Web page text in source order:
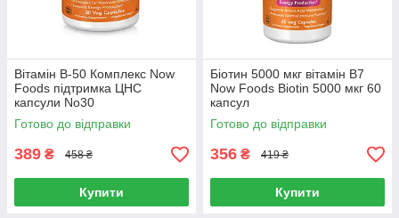
Вітамін B-50 Комплекс Now
Foods підтримка ЦНС
капсули No30
Готово до відправки
389 ₴ 458 ₴
Купити
Біотин 5000 мкг вітамін B7
Now Foods Biotin 5000 мкг 60
капсул
Готово до відправки
356 ₴ 419 ₴
Купити